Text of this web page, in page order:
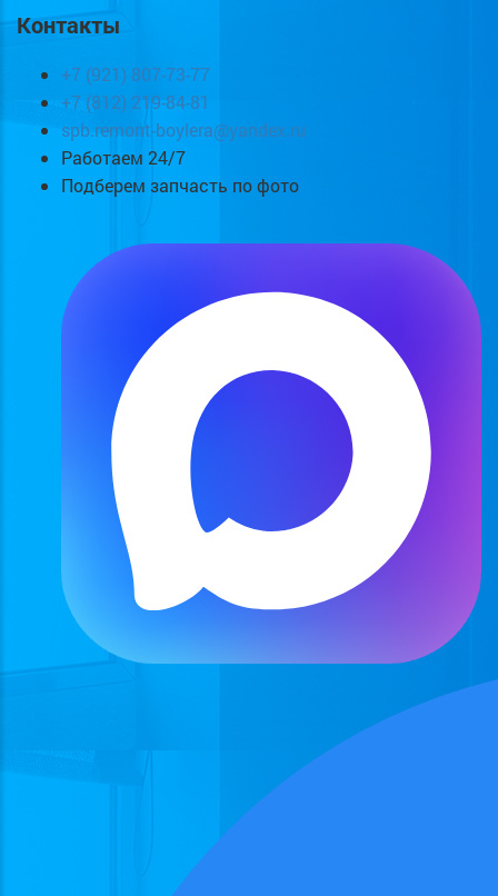
Контакты
+7 (921) 807-73-77
+7 (812) 219-84-81
spb.remont-boylera@yandex.ru
Работаем 24/7
Подберем запчасть по фото